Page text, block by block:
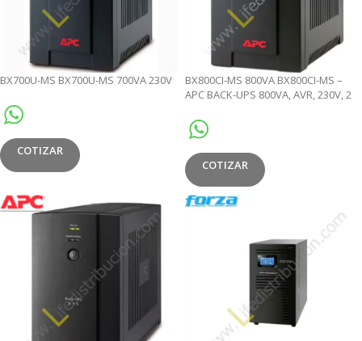
BX700U-MS BX700U-MS 700VA 230V
COTIZAR
BX800CI-MS 800VA BX800CI-MS –
APC BACK-UPS 800VA, AVR, 230V, 2
COTIZAR